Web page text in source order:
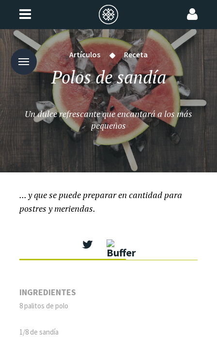
Artículos Receta
Polos de sandía
Un dulce refrescante que encantará a los más
pequeños
... y que se puede preparar en cantidad para
postres y meriendas.
INGREDIENTES
8 palitos de polo
1/8 de sandía